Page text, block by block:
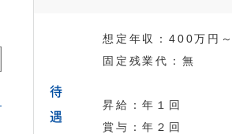
待
遇
想定年収：400万円
固定残業代：無
昇給：年１回
賞与：年２回